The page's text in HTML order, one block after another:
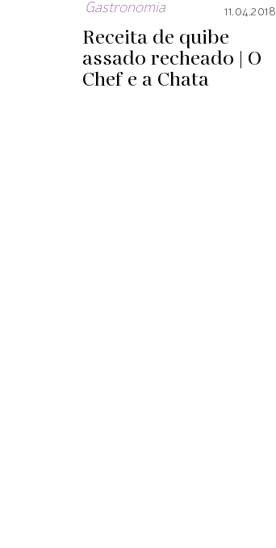
Gastronomia 11.04.2018
Receita de quibe
assado recheado | O
Chef e a Chata